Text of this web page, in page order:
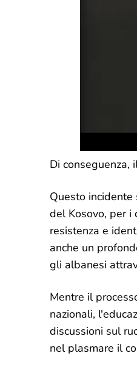
Di conseguenza,
Questo
del Kosovo, per i
resistenza e
anche un
gli albanesi
Mentre il
nazionali,
discussioni sul
nel plasmare il